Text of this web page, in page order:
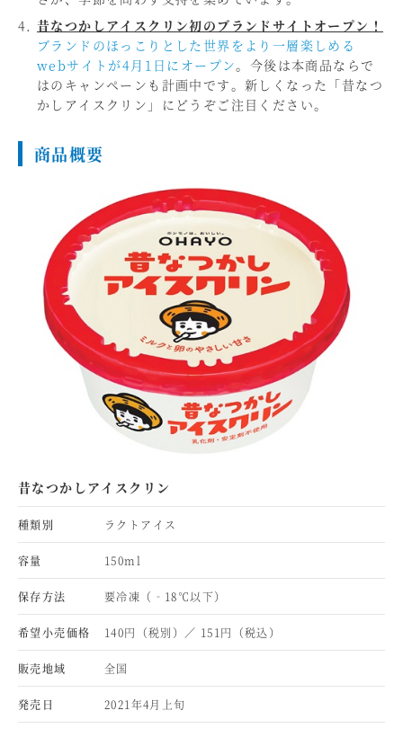
昔なつかしアイスクリン初のブランドサイトオープン！
ブランドのほっこりとした世界をより一層楽しめる
webサイトが4月1日にオープン。今後は本商品ならで
はのキャンペーンも計画中です。新しくなった「昔なつ
かしアイスクリン」にどうぞご注目ください。
商品概要
昔なつかしアイスクリン
種類別 ラクトアイス
容量 150ml
保存方法 要冷凍（‐18℃以下）
希望小売価格 140円（税別）／ 151円（税込）
販売地域 全国
発売日 2021年4月上旬